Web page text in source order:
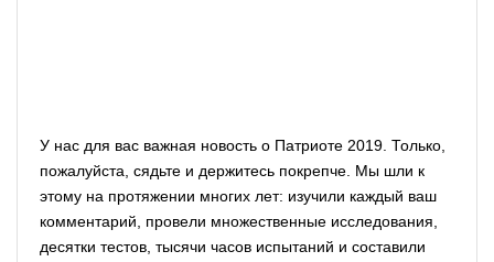
У нас для вас важная новость о Патриоте 2019. Только,
пожалуйста, сядьте и держитесь покрепче. Мы шли к
этому на протяжении многих лет: изучили каждый ваш
комментарий, провели множественные исследования,
десятки тестов, тысячи часов испытаний и составили